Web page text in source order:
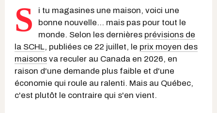
S
i tu magasines une maison, voici une
bonne nouvelle... mais pas pour tout le
monde. Selon les dernières prévisions de
la SCHL, publiées ce 22 juillet, le prix moyen des
maisons va reculer au Canada en 2026, en
raison d'une demande plus faible et d'une
économie qui roule au ralenti. Mais au Québec,
c'est plutôt le contraire qui s'en vient.